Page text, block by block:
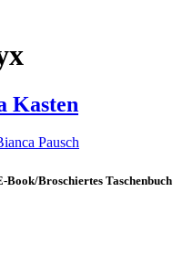
Kasten
Pausch
Book/Broschiertes Taschenbuch